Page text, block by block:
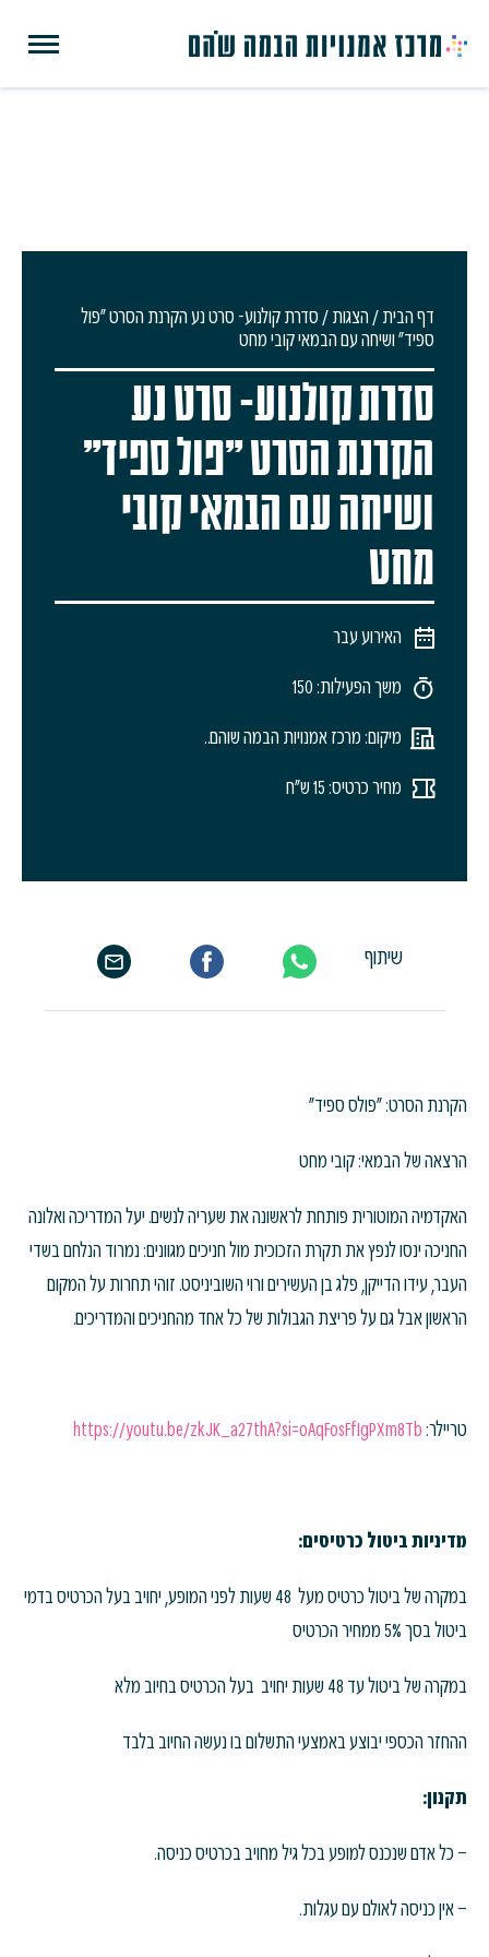
דף הבית/הצגות/סדרת קולנוע- סרט נע הקרנת הסרט "פול
ספיד" ושיחה עם הבמאי קובי מחט
סדרת קולנוע- סרט נע
הקרנת הסרט "פול ספיד"
ושיחה עם הבמאי קובי
מחט
האירוע עבר
משך הפעילות: 150
מיקום: מרכז אמנויות הבמה שוהם..
מחיר כרטיס: 15 ש"ח
שיתוף
הקרנת הסרט: "פולס ספיד"
הרצאה של הבמאי: קובי מחט
האקדמיה המוטורית פותחת לראשונה את שעריה לנשים. יעל המדריכה ואלונה
החניכה ינסו לנפץ את תקרת הזכוכית מול חניכים מגוונים: נמרוד הנלחם בשדי
העבר, עידו הדייקן, פלג בן העשירים ורוי השוביניסט. זוהי תחרות על המקום
הראשון אבל גם על פריצת הגבולות של כל אחד מהחניכים והמדריכים.
טריילר:https://youtu.be/zkJK_a27thA?si=oAqFosFfIgPXm8Tb
מדיניות ביטול כרטיסים:
במקרה של ביטול כרטיס מעל 48 שעות לפני המופע, יחויב בעל הכרטיס בדמי
ביטול בסך 5% ממחיר הכרטיס
במקרה של ביטול עד 48 שעות יחויב בעל הכרטיס בחיוב מלא
ההחזר הכספי יבוצע באמצעי התשלום בו נעשה החיוב בלבד
תקנון:
– כל אדם שנכנס למופע בכל גיל מחויב בכרטיס כניסה.
– אין כניסה לאולם עם עגלות.